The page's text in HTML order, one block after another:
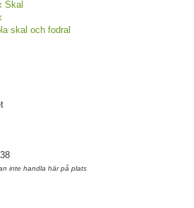
Skal
skal och fodral
inte handla här på plats